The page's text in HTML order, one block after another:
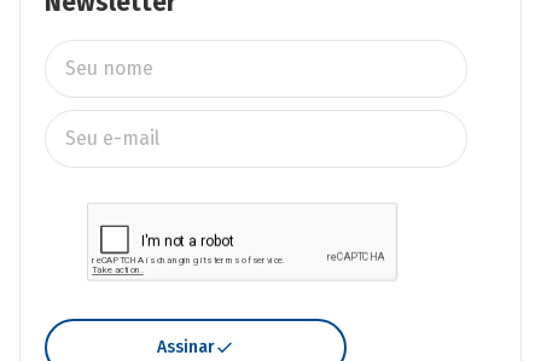
Assinar